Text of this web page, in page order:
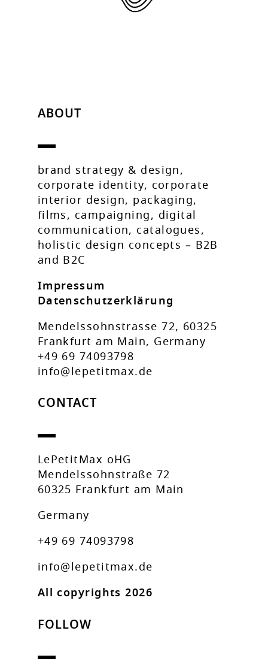
ABOUT
brand strategy & design,
corporate identity, corporate
interior design, packaging,
films, campaigning, digital
communication, catalogues,
holistic design concepts – B2B
and B2C
Impressum
Datenschutzerklärung
Mendelssohnstrasse 72, 60325
Frankfurt am Main, Germany
+49 69 74093798
info@lepetitmax.de
CONTACT
LePetitMax oHG
Mendelssohnstraße 72
60325 Frankfurt am Main
Germany
+49 69 74093798
info@lepetitmax.de
All copyrights 2026
FOLLOW